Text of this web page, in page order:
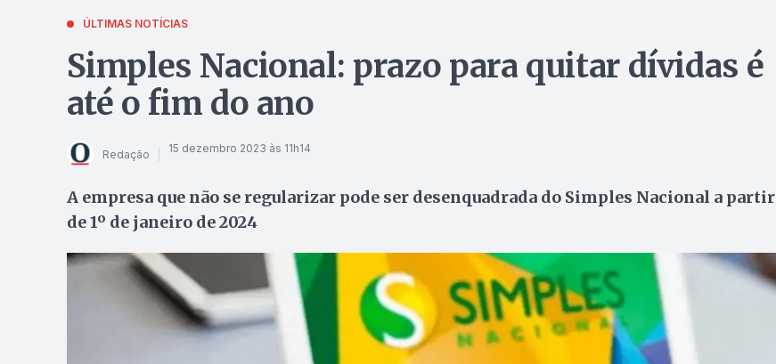
ÚLTIMAS NOTÍCIAS
Simples Nacional: prazo para quitar dívidas é
até o fim do ano
Redação 15 dezembro 2023 às 11h14
A empresa que não se regularizar pode ser desenquadrada do Simples Nacional a partir
de 1º de janeiro de 2024